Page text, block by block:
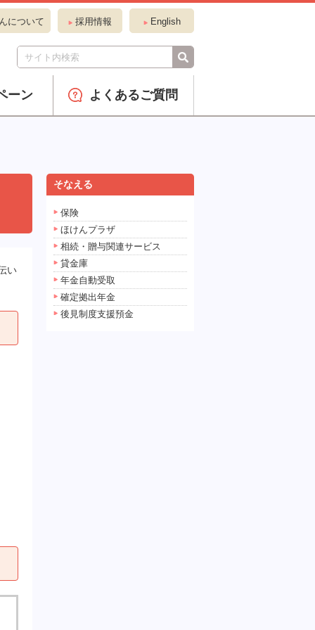
について 採用情報 English
ーン よくあるご質問
い
そなえる
保険
ほけんプラザ
相続・贈与関連サービス
貸金庫
年金自動受取
確定拠出年金
後見制度支援預金